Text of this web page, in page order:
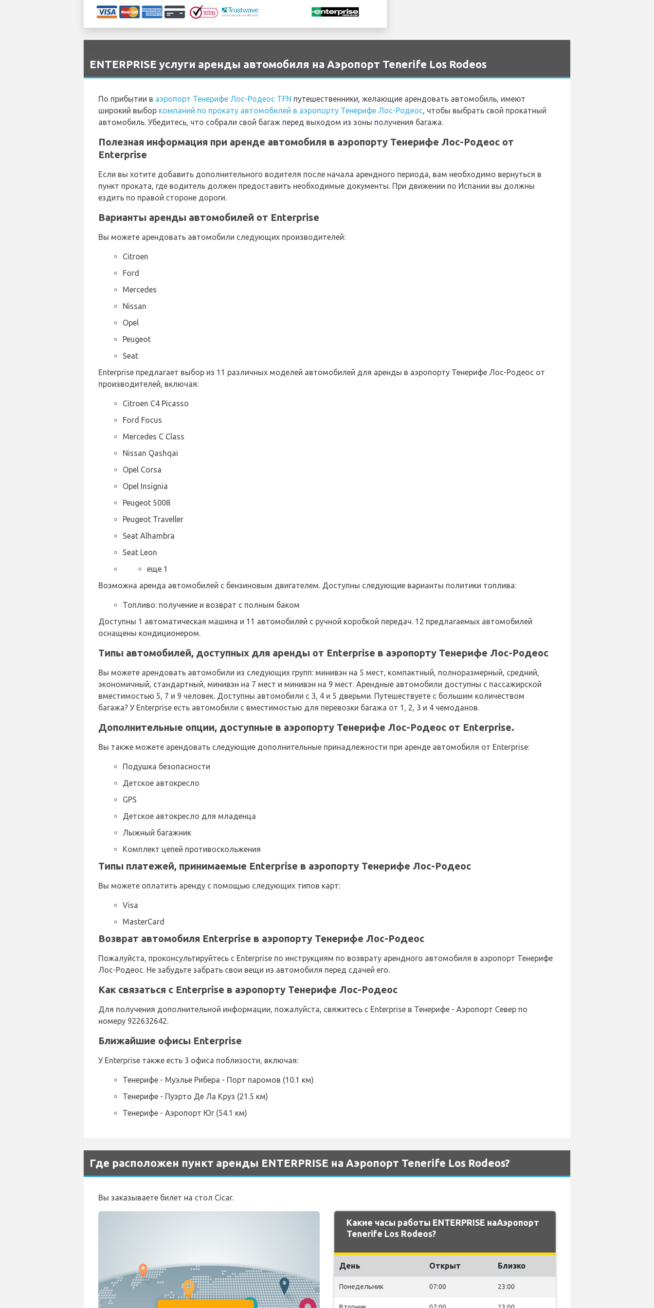
ENTERPRISE услуги аренды автомобиля на Аэропорт Tenerife Los Rodeos
По прибытии в аэропорт Тенерифе Лос-Родеос TFN путешественники, желающие арендовать автомобиль, имеют
широкий выбор компаний по прокату автомобилей в аэропорту Тенерифе Лос-Родеос, чтобы выбрать свой прокатный
автомобиль. Убедитесь, что собрали свой багаж перед выходом из зоны получения багажа.
Полезная информация при аренде автомобиля в аэропорту Тенерифе Лос-Родеос от
Enterprise
Если вы хотите добавить дополнительного водителя после начала арендного периода, вам необходимо вернуться в
пункт проката, где водитель должен предоставить необходимые документы. При движении по Испании вы должны
ездить по правой стороне дороги.
Варианты аренды автомобилей от Enterprise
Вы можете арендовать автомобили следующих производителей:
Citroen
Ford
Mercedes
Nissan
Opel
Peugeot
Seat
Enterprise предлагает выбор из 11 различных моделей автомобилей для аренды в аэропорту Тенерифе Лос-Родеос от
производителей, включая:
Citroen C4 Picasso
Ford Focus
Mercedes C Class
Nissan Qashqai
Opel Corsa
Opel Insignia
Peugeot 5008
Peugeot Traveller
Seat Alhambra
Seat Leon
еще 1
Возможна аренда автомобилей с бензиновым двигателем. Доступны следующие варианты политики топлива:
Топливо: получение и возврат с полным баком
Доступны 1 автоматическая машина и 11 автомобилей с ручной коробкой передач. 12 предлагаемых автомобилей
оснащены кондиционером.
Типы автомобилей, доступных для аренды от Enterprise в аэропорту Тенерифе Лос-Родеос
Вы можете арендовать автомобили из следующих групп: минивэн на 5 мест, компактный, полноразмерный, средний,
экономичный, стандартный, минивэн на 7 мест и минивэн на 9 мест. Арендные автомобили доступны с пассажирской
вместимостью 5, 7 и 9 человек. Доступны автомобили с 3, 4 и 5 дверьми. Путешествуете с большим количеством
багажа? У Enterprise есть автомобили с вместимостью для перевозки багажа от 1, 2, 3 и 4 чемоданов.
Дополнительные опции, доступные в аэропорту Тенерифе Лос-Родеос от Enterprise.
Вы также можете арендовать следующие дополнительные принадлежности при аренде автомобиля от Enterprise:
Подушка безопасности
Детское автокресло
GPS
Детское автокресло для младенца
Лыжный багажник
Комплект цепей противоскольжения
Типы платежей, принимаемые Enterprise в аэропорту Тенерифе Лос-Родеос
Вы можете оплатить аренду с помощью следующих типов карт:
Visa
MasterCard
Возврат автомобиля Enterprise в аэропорту Тенерифе Лос-Родеос
Пожалуйста, проконсультируйтесь с Enterprise по инструкциям по возврату арендного автомобиля в аэропорт Тенерифе
Лос-Родеос. Не забудьте забрать свои вещи из автомобиля перед сдачей его.
Как связаться с Enterprise в аэропорту Тенерифе Лос-Родеос
Для получения дополнительной информации, пожалуйста, свяжитесь с Enterprise в Тенерифе - Аэропорт Север по
номеру 922632642.
Ближайшие офисы Enterprise
У Enterprise также есть 3 офиса поблизости, включая:
Тенерифе - Муэлье Рибера - Порт паромов (10.1 км)
Тенерифе - Пуэрто Де Ла Круз (21.5 км)
Тенерифе - Аэропорт Юг (54.1 км)
Где расположен пункт аренды ENTERPRISE на Аэропорт Tenerife Los Rodeos?
Вы заказываете билет на стол Cicar.
Какие часы работы ENTERPRISE наАэропорт
Tenerife Los Rodeos?
День Открыт Близко
Понедельник 07:00 23:00